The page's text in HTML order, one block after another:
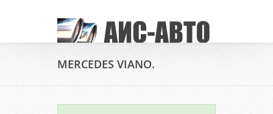
MERCEDES VIANO.